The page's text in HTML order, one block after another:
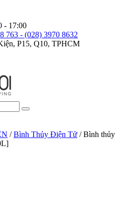
- 17:00
763 - (028) 3970 8632
P15, Q10, TPHCM
/Bình Thủy Điện Tử / Bình thủy